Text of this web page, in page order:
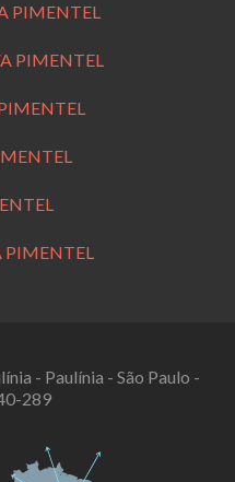
PIMENTEL
PIMENTEL
PIMENTEL
- Paulínia - São Paulo -
289